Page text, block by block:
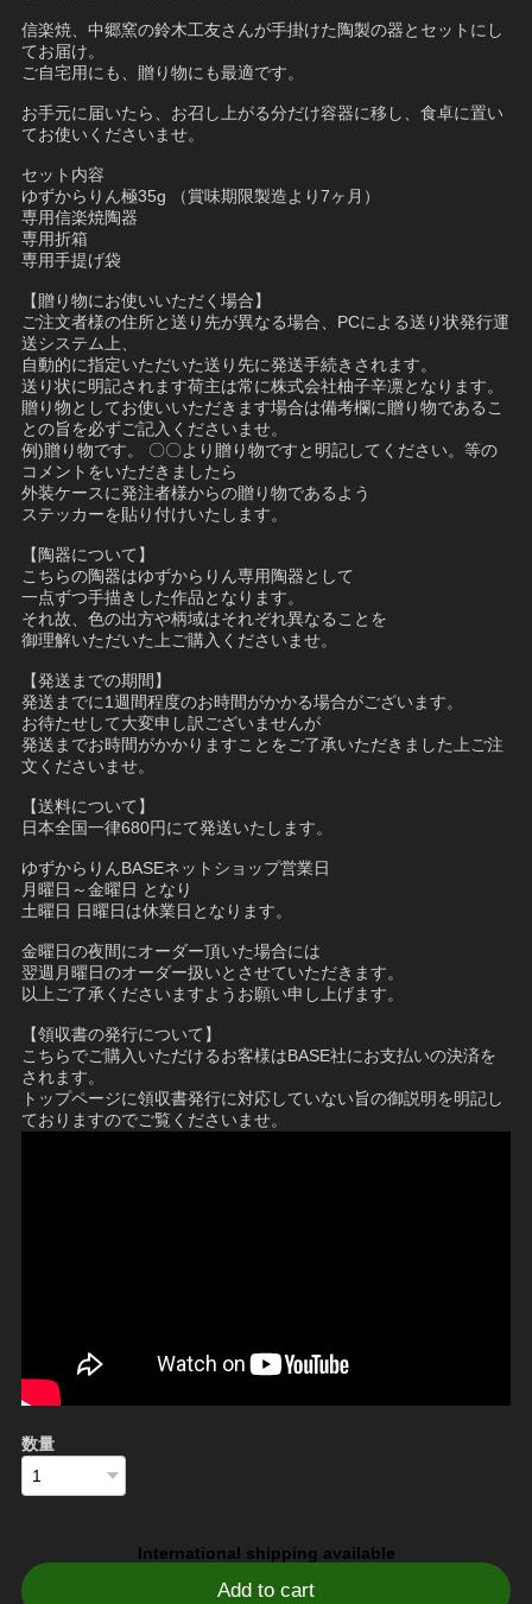
信楽焼、中郷窯の鈴木工友さんが手掛けた陶製の器とセットにし
てお届け。
ご自宅用にも、贈り物にも最適です。
お手元に届いたら、お召し上がる分だけ容器に移し、食卓に置い
てお使いくださいませ。
セット内容
ゆずからりん極35g （賞味期限製造より7ヶ月）
専用信楽焼陶器
専用折箱
専用手提げ袋
【贈り物にお使いいただく場合】
ご注文者様の住所と送り先が異なる場合、PCによる送り状発行運
送システム上、
自動的に指定いただいた送り先に発送手続きされます。
送り状に明記されます荷主は常に株式会社柚子辛凛となります。
贈り物としてお使いいただきます場合は備考欄に贈り物であるこ
との旨を必ずご記入くださいませ。
例)贈り物です。 〇〇より贈り物ですと明記してください。等の
コメントをいただきましたら
外装ケースに発注者様からの贈り物であるよう
ステッカーを貼り付けいたします。
【陶器について】
こちらの陶器はゆずからりん専用陶器として
一点ずつ手描きした作品となります。
それ故、色の出方や柄域はそれぞれ異なることを
御理解いただいた上ご購入くださいませ。
【発送までの期間】
発送までに1週間程度のお時間がかかる場合がございます。
お待たせして大変申し訳ございませんが
発送までお時間がかかりますことをご了承いただきました上ご注
文くださいませ。
【送料について】
日本全国一律680円にて発送いたします。
ゆずからりんBASEネットショップ営業日
月曜日～金曜日 となり
土曜日 日曜日は休業日となります。
金曜日の夜間にオーダー頂いた場合には
翌週月曜日のオーダー扱いとさせていただきます。
以上ご了承くださいますようお願い申し上げます。
【領収書の発行について】
こちらでご購入いただけるお客様はBASE社にお支払いの決済を
されます。
トップページに領収書発行に対応していない旨の御説明を明記し
ておりますのでご覧くださいませ。
数量
International shipping available
Add to cart